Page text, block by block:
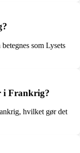
som Lysets
i Frankrig?
hvilket gør det